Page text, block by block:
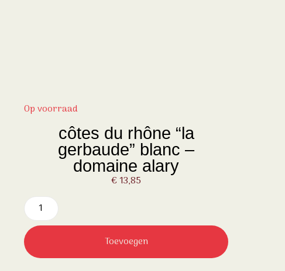
Op voorraad
côtes du rhône “la
gerbaude” blanc –
domaine alary
€13,85
Toevoegen